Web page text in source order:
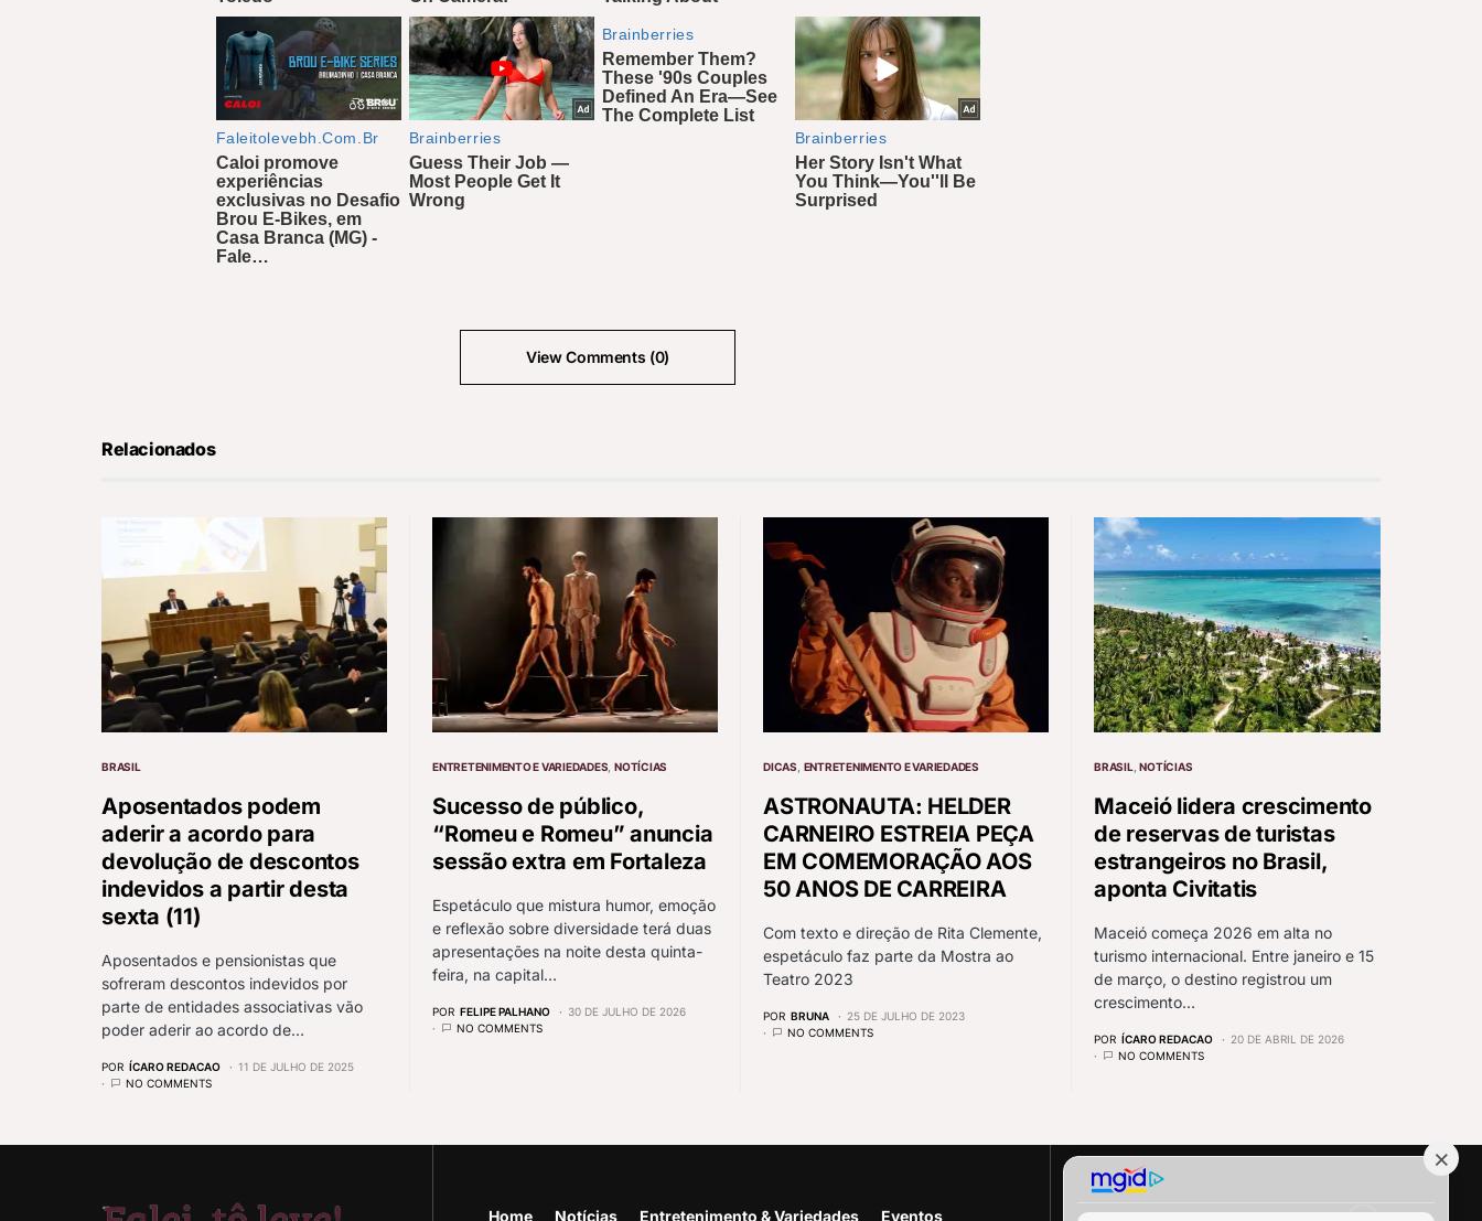
View Comments (0)
Relacionados
BRASIL
Aposentados podem
aderir a acordo para
devolução de descontos
indevidos a partir desta
sexta (11)
Aposentados e pensionistas que
sofreram descontos indevidos por
parte de entidades associativas vão
poder aderir ao acordo de…
POR ÍCARO REDACAO
11 DE JULHO DE 2025
NO COMMENTS
ENTRETENIMENTO E VARIEDADES NOTÍCIAS
Sucesso de público,
“Romeu e Romeu” anuncia
sessão extra em Fortaleza
Espetáculo que mistura humor, emoção
e reflexão sobre diversidade terá duas
apresentações na noite desta quinta-
feira, na capital…
POR FELIPE PALHANO
30 DE JULHO DE 2026
NO COMMENTS
DICAS ENTRETENIMENTO E VARIEDADES
ASTRONAUTA: HELDER
CARNEIRO ESTREIA PEÇA
EM COMEMORAÇÃO AOS
50 ANOS DE CARREIRA
Com texto e direção de Rita Clemente,
espetáculo faz parte da Mostra ao
Teatro 2023
POR BRUNA
25 DE JULHO DE 2023
NO COMMENTS
BRASIL NOTÍCIAS
Maceió lidera crescimento
de reservas de turistas
estrangeiros no Brasil,
aponta Civitatis
Maceió começa 2026 em alta no
turismo internacional. Entre janeiro e 15
de março, o destino registrou um
crescimento…
POR ÍCARO REDACAO
20 DE ABRIL DE 2026
NO COMMENTS
Home Notícias Entretenimento & Variedades Eventos